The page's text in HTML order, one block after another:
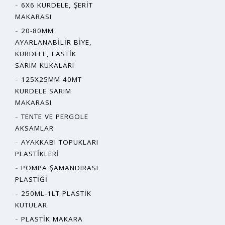
6X6 KURDELE, ŞERIT
MAKARASI
20-80MM
AYARLANABILIR BIYE,
KURDELE, LASTIK
SARIM KUKALARI
125X25MM 40MT
KURDELE SARIM
MAKARASI
TENTE VE PERGOLE
AKSAMLAR
AYAKKABI TOPUKLARI
PLASTIKLERI
POMPA ŞAMANDIRASI
PLASTIĞI
250ML-1LT PLASTIK
KUTULAR
PLASTIK MAKARA